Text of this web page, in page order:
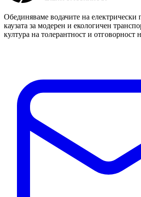
Обединяваме водачите на електрически
каузата за модерен и екологичен
култура на толерантност и отговорност